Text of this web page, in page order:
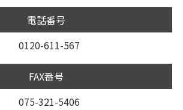
電話番号
0120-611-567
FAX番号
075-321-5406